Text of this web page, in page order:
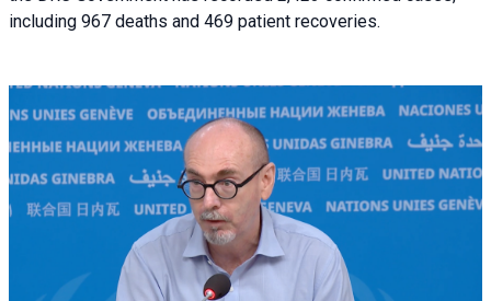
including 967 deaths and 469 patient recoveries.